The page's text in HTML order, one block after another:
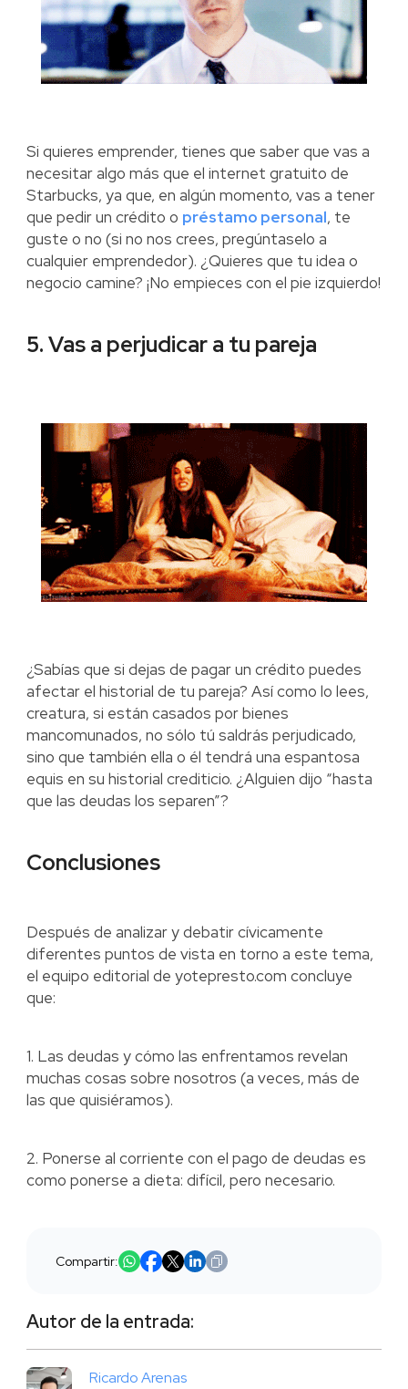
Si quieres emprender, tienes que saber que vas a
necesitar algo más que el internet gratuito de
Starbucks, ya que, en algún momento, vas a tener
que pedir un crédito o préstamo personal, te
guste o no (si no nos crees, pregúntaselo a
cualquier emprendedor). ¿Quieres que tu idea o
negocio camine? ¡No empieces con el pie izquierdo!
5. Vas a perjudicar a tu pareja
¿Sabías que si dejas de pagar un crédito puedes
afectar el historial de tu pareja? Así como lo lees,
creatura, si están casados por bienes
mancomunados, no sólo tú saldrás perjudicado,
sino que también ella o él tendrá una espantosa
equis en su historial crediticio. ¿Alguien dijo “hasta
que las deudas los separen”?
Conclusiones
Después de analizar y debatir cívicamente
diferentes puntos de vista en torno a este tema,
el equipo editorial de yotepresto.com concluye
que:
1. Las deudas y cómo las enfrentamos revelan
muchas cosas sobre nosotros (a veces, más de
las que quisiéramos).
2. Ponerse al corriente con el pago de deudas es
como ponerse a dieta: difícil, pero necesario.
Compartir:
Autor de la entrada:
Ricardo Arenas